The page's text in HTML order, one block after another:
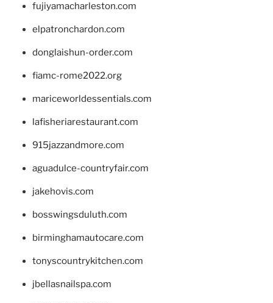
fujiyamacharleston.com
elpatronchardon.com
donglaishun-order.com
fiamc-rome2022.org
mariceworldessentials.com
lafisheriarestaurant.com
915jazzandmore.com
aguadulce-countryfair.com
jakehovis.com
bosswingsduluth.com
birminghamautocare.com
tonyscountrykitchen.com
jbellasnailspa.com